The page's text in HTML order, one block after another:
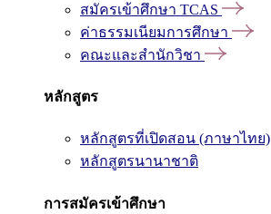
สมัครเข้าศึกษา TCAS
ค่าธรรมเนียมการศึกษา
คณะและสำนักวิชา
หลักสูตร
หลักสูตรที่เปิดสอน (ภาษาไทย)
หลักสูตรนานาชาติ
การสมัครเข้าศึกษา